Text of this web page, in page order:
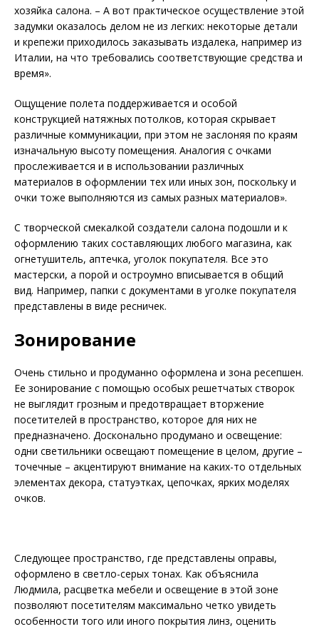
хозяйка салона. – А вот практическое осуществление этой
задумки оказалось делом не из легких: некоторые детали
и крепежи приходилось заказывать издалека, например из
Италии, на что требовались соответствующие средства и
время».
Ощущение полета поддерживается и особой
конструкцией натяжных потолков, которая скрывает
различные коммуникации, при этом не заслоняя по краям
изначальную высоту помещения. Аналогия с очками
прослеживается и в использовании различных
материалов в оформлении тех или иных зон, поскольку и
очки тоже выполняются из самых разных материалов».
С творческой смекалкой создатели салона подошли и к
оформлению таких составляющих любого магазина, как
огнетушитель, аптечка, уголок покупателя. Все это
мастерски, а порой и остроумно вписывается в общий
вид. Например, папки с документами в уголке покупателя
представлены в виде ресничек.
Зонирование
Очень стильно и продуманно оформ­лена и зона ресепшен.
Ее зонирование с помощью особых решетчатых створок
не выглядит грозным и предотвращает вторжение
посетителей в пространство, которое для них не
предназначено. Досконально продумано и освещение:
одни светильники освещают помещение в целом, другие –
точечные – акцентируют внимание на каких-то отдельных
элементах декора, статуэтках, цепочках, ярких моделях
очков.
Следующее пространство, где представлены оправы,
оформлено в светло-серых тонах. Как объяснила
Людмила, расцветка мебели и освещение в этой зоне
позволяют посетителям максимально четко увидеть
особенности того или иного покрытия линз, оценить